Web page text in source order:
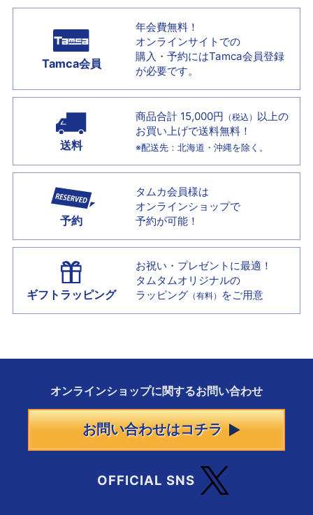
Tamca会員
年会費無料！
オンラインサイトでの
購入・予約にはTamca会員登録
が必要です。
送料
商品合計 15,000円 （税込） 以上の
お買い上げで送料無料！
※配送先：北海道・沖縄を除く。
予約
タムカ会員様は
オンラインショップで
予約が可能！
ギフトラッピング
お祝い・プレゼントに最適！
タムタムオリジナルの
ラッピング （有料） をご用意
オンラインショップに関するお問い合わせ
お問い合わせはコチラ
OFFICIAL SNS